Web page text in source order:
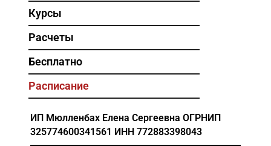
Курсы
Расчеты
Бесплатно
Расписание
ИП Мюлленбах Елена Сергеевна ОГРНИП
325774600341561 ИНН 772883398043